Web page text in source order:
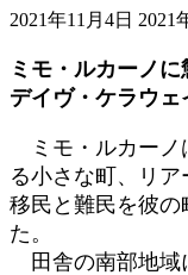
2021年11月4日 終
新
日
:
2021
ミモ・ルカーノ
デイヴ・ケラウェ
ミモ・ルカーノ
る小さな町、リ
移民と難民を彼の
た。
田舎の南部地域